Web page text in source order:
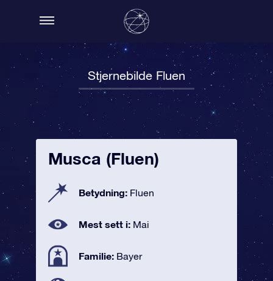
Stjernebilde Fluen
Musca (Fluen)
Betydning: Fluen
Mest sett i: Mai
Familie: Bayer